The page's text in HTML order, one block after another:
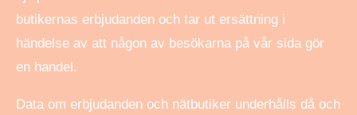
butikernas erbjudanden och tar ut ersättning i
händelse av att någon av besökarna på vår sida gör
en handel.
Data om erbjudanden och nätbutiker underhålls då och